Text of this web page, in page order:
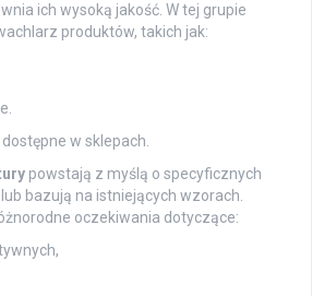
ich wysoką jakość. W tej grupie
produktów, takich jak:
w sklepach.
powstają z myślą o specyficznych
bazują na istniejących wzorach.
oczekiwania dotyczące: